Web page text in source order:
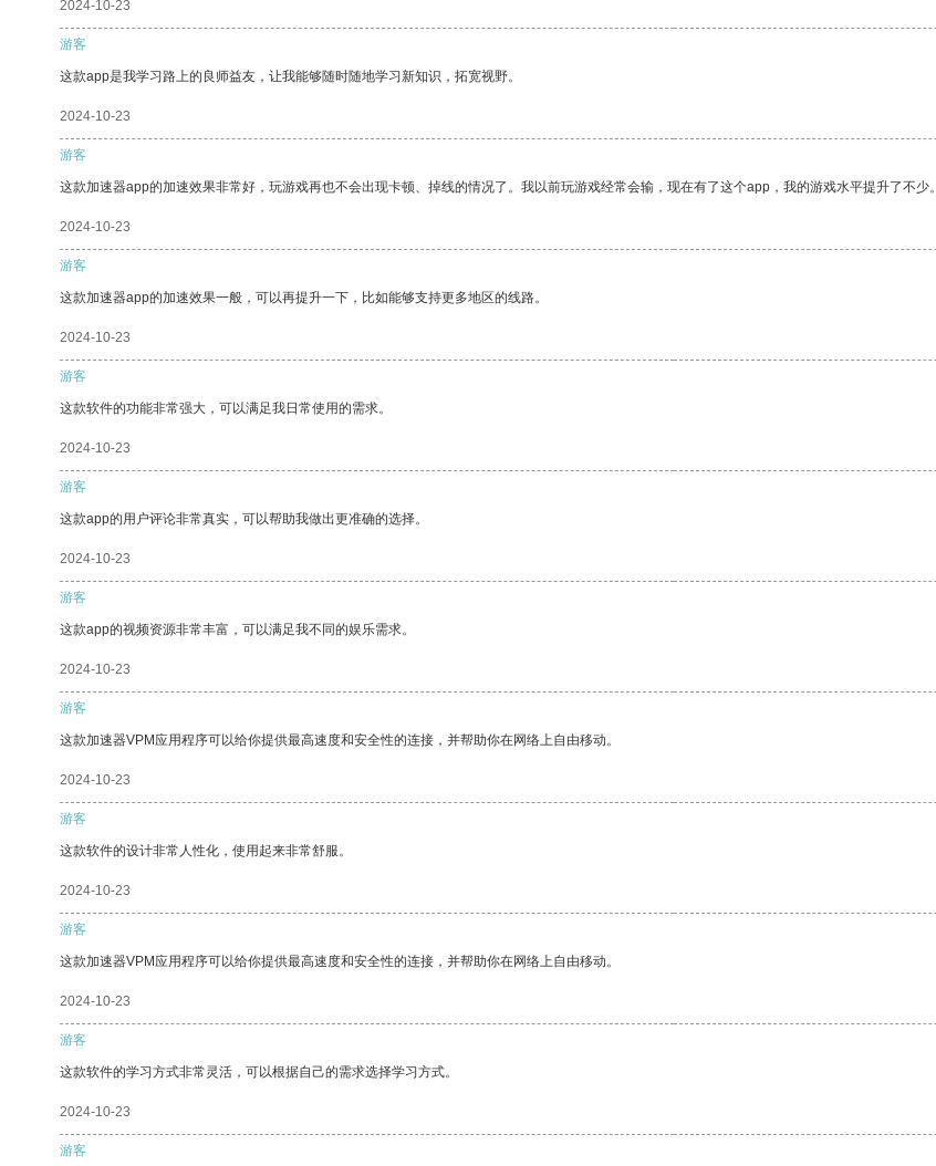
2024-10-23
游客
这款app是我学习路上的良师益友，让我能够随时随地学习新知识，拓宽视野。
2024-10-23
游客
这款加速器app的加速效果非常好，玩游戏再也不会出现卡顿、掉线的情况了。我以前玩游戏经常会输，现在有了这个app，我的游戏水平提升了不少。
2024-10-23
游客
这款加速器app的加速效果一般，可以再提升一下，比如能够支持更多地区的线路。
2024-10-23
游客
这款软件的功能非常强大，可以满足我日常使用的需求。
2024-10-23
游客
这款app的用户评论非常真实，可以帮助我做出更准确的选择。
2024-10-23
游客
这款app的视频资源非常丰富，可以满足我不同的娱乐需求。
2024-10-23
游客
这款加速器VPM应用程序可以给你提供最高速度和安全性的连接，并帮助你在网络上自由移动。
2024-10-23
游客
这款软件的设计非常人性化，使用起来非常舒服。
2024-10-23
游客
这款加速器VPM应用程序可以给你提供最高速度和安全性的连接，并帮助你在网络上自由移动。
2024-10-23
游客
这款软件的学习方式非常灵活，可以根据自己的需求选择学习方式。
2024-10-23
游客